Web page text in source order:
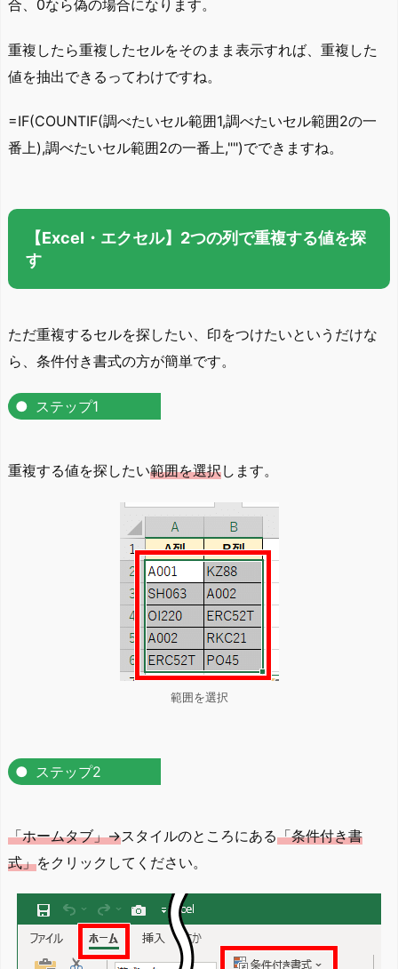
合、0なら偽の場合になります。
重複したら重複したセルをそのまま表示すれば、重複した
値を抽出できるってわけですね。
=IF(COUNTIF(調べたいセル範囲1,調べたいセル範囲2の一
番上),調べたいセル範囲2の一番上,"")でできますね。
【Excel・エクセル】2つの列で重複する値を探
す
ただ重複するセルを探したい、印をつけたいというだけな
ら、条件付き書式の方が簡単です。
ステップ1
重複する値を探したい範囲を選択します。
範囲を選択
ステップ2
「ホームタブ」→スタイルのところにある「条件付き書
式」をクリックしてください。